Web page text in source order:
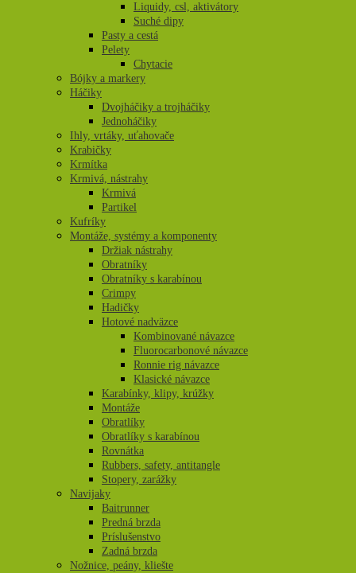
Liquidy, csl, aktivátory
Suché dipy
Pasty a cestá
Pelety
Chytacie
Bójky a markery
Háčiky
Dvojháčiky a trojháčiky
Jednoháčiky
Ihly, vrtáky, uťahovače
Krabičky
Krmítka
Krmivá, nástrahy
Krmivá
Partikel
Kufríky
Montáže, systémy a komponenty
Držiak nástrahy
Obratníky
Obratníky s karabínou
Crimpy
Hadičky
Hotové nadväzce
Kombinované návazce
Fluorocarbonové návazce
Ronnie rig návazce
Klasické návazce
Karabínky, klipy, krúžky
Montáže
Obratlíky
Obratlíky s karabínou
Rovnátka
Rubbers, safety, antitangle
Stopery, zarážky
Navijaky
Baitrunner
Predná brzda
Príslušenstvo
Zadná brzda
Nožnice, peány, kliešte